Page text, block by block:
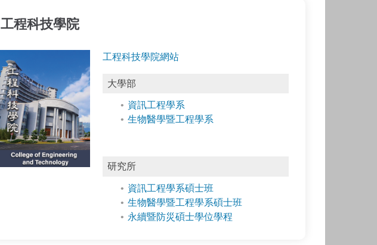
工程科技學院
工程科技學院網站
大學部
資訊工程學系
生物醫學暨工程學系
研究所
資訊工程學系碩士班
生物醫學暨工程學系碩士班
永續暨防災碩士學位學程